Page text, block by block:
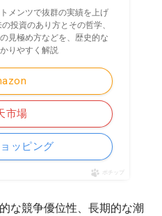
メンツで抜群の実績を上げ
投資のあり方とその哲学、
見極め方などを、歴史的な
りやすく解説
市場
ッピング
ポチップ
な競争優位性、長期的な潮